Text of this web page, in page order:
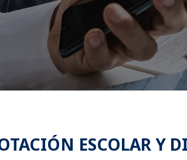
ESCOLAR Y